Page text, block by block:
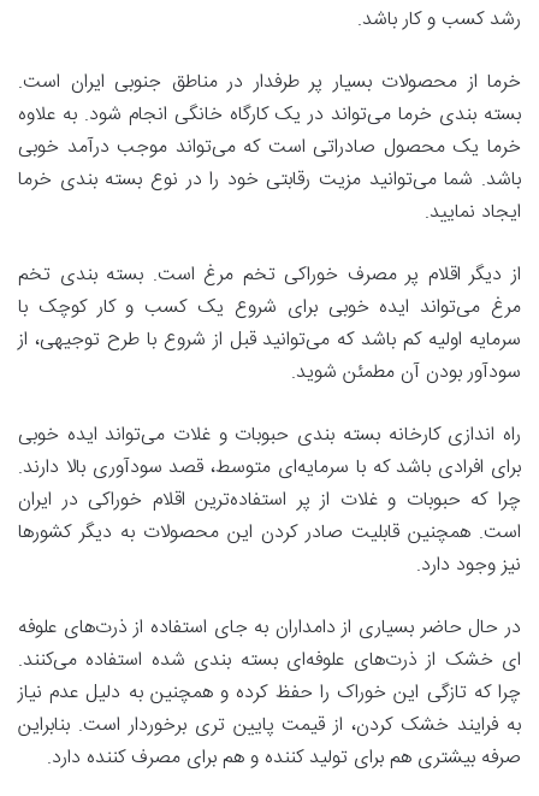
رشد کسب و کار باشد.
خرما از محصولات بسیار پر طرفدار در مناطق جنوبی ایران است.
بسته بندی خرما می‌تواند در یک کارگاه خانگی انجام شود. به علاوه
خرما یک محصول صادراتی است که می‌تواند موجب درآمد خوبی
باشد. شما می‌توانید مزیت رقابتی خود را در نوع بسته بندی خرما
ایجاد نمایید.
از دیگر اقلام پر مصرف خوراکی تخم مرغ است. بسته بندی تخم
مرغ می‌تواند ایده خوبی برای شروع یک کسب و کار کوچک با
سرمایه اولیه کم باشد که می‌توانید قبل از شروع با طرح توجیهی، از
سودآور بودن آن مطمئن شوید.
راه اندازی کارخانه بسته بندی حبوبات و غلات می‌تواند ایده خوبی
برای افرادی باشد که با سرمایه‌ای متوسط، قصد سودآوری بالا دارند.
چرا که حبوبات و غلات از پر استفاده‌ترین اقلام خوراکی در ایران
است. همچنین قابلیت صادر کردن این محصولات به دیگر کشورها
نیز وجود دارد.
در حال حاضر بسیاری از دامداران به جای استفاده از ذرت‌های علوفه
ای خشک از ذرت‌های علوفه‌ای بسته بندی شده استفاده می‌کنند.
چرا که تازگی این خوراک را حفظ کرده و همچنین به دلیل عدم نیاز
به فرایند خشک کردن، از قیمت پایین تری برخوردار است. بنابراین
صرفه بیشتری هم برای تولید کننده و هم برای مصرف کننده دارد.